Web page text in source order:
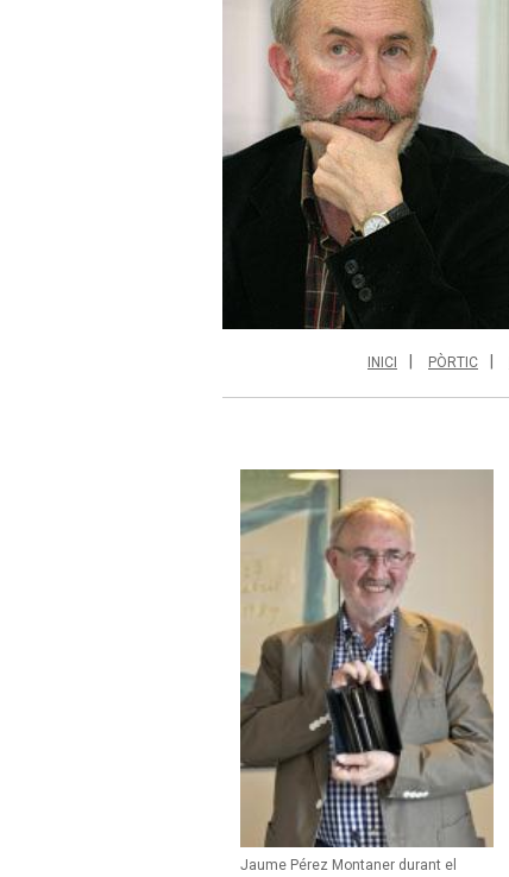
INICI PÒRTIC
Jaume Pérez Montaner durant el